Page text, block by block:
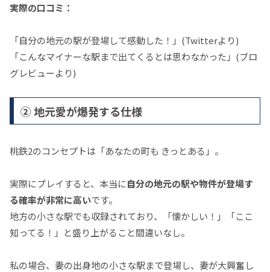
実際の口コミ：
「自分の地元の駅が登場して感動した！」(Twitterより)
「こんなマイナーな駅まで出てくるとは思わなかった」(ブロ
グレビューより)
② 地元愛が爆発する仕様
桃鉄2のコンセプトは「あなたの町も きっとある」。
実際にプレイすると、本当に自分の地元の駅や物件が登場す
る確率が非常に高いです。
地方の小さな駅でも収録されており、「懐かしい！」「ここ
知ってる！」と盛り上がること間違いなし。
私の場合、妻の出身地の小さな駅まで登場し、妻が大興奮し